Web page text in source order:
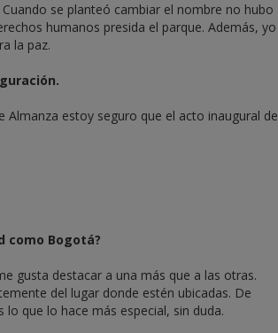
se planteó cambiar el nombre no hubo
humanos presida el parque. Además, yo
la paz.
estoy seguro que el acto inaugural de
como Bogotá?
gusta destacar a una más que a las otras.
del lugar donde estén ubicadas. De
que lo hace más especial, sin duda.